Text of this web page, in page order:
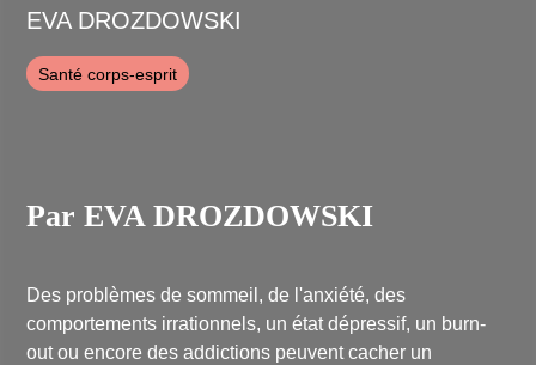
EVA DROZDOWSKI
Santé corps-esprit
Par EVA DROZDOWSKI
Des problèmes de sommeil, de l'anxiété, des
comportements irrationnels, un état dépressif, un burn-
out ou encore des addictions peuvent cacher un